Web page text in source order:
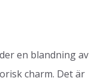
en blandning av
charm. Det är